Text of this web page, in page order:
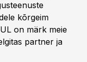
kõrgeim
on märk meie
partner ja